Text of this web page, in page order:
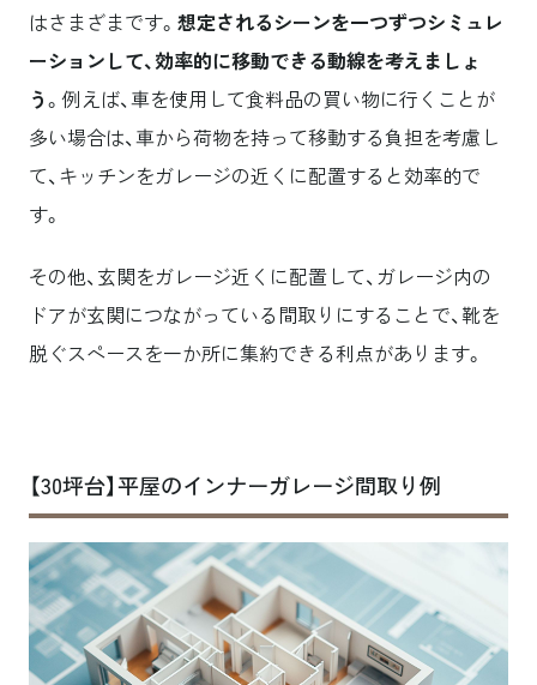
はさまざまです。 想定されるシーンを一つずつシミュレ
ーションして、効率的に移動できる動線を考えましょ
う。例えば、車を使用して食料品の買い物に行くことが
多い場合は、車から荷物を持って移動する負担を考慮し
て、キッチンをガレージの近くに配置すると効率的で
す。
その他、玄関をガレージ近くに配置して、ガレージ内の
ドアが玄関につながっている間取りにすることで、靴を
脱ぐスペースを一か所に集約できる利点があります。
【30坪台】平屋のインナーガレージ間取り例